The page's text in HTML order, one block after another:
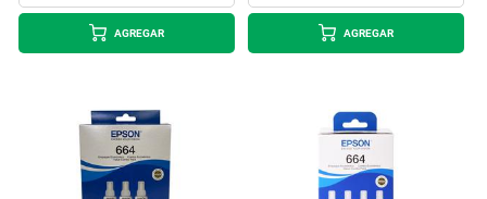
AGREGAR AGREGAR